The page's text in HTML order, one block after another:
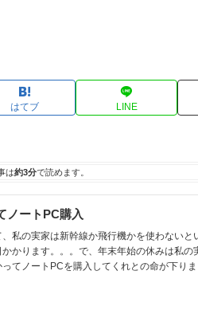
はてブ LINE
は約3分で読めます。
ノートPC購入
私の実家は新幹線か飛行機かを使わないと
かります。。。で、年末年始の休みは私の
てノートPCを購入してくれとの命が下りま